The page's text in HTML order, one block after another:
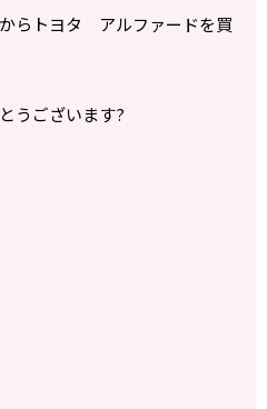
らトヨタ アルファードを買
うございます?